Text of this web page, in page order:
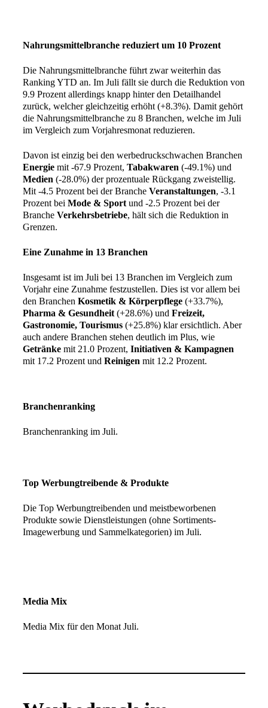
Nahrungsmittelbranche reduziert um 10 Prozent
Die Nahrungsmittelbranche führt zwar weiterhin das
Ranking YTD an. Im Juli fällt sie durch die Reduktion von
9.9 Prozent allerdings knapp hinter den Detailhandel
zurück, welcher gleichzeitig erhöht (+8.3%). Damit gehört
die Nahrungsmittelbranche zu 8 Branchen, welche im Juli
im Vergleich zum Vorjahresmonat reduzieren.
Davon ist einzig bei den werbedruckschwachen Branchen
Energie mit -67.9 Prozent, Tabakwaren (-49.1%) und
Medien (-28.0%) der prozentuale Rückgang zweistellig.
Mit -4.5 Prozent bei der Branche Veranstaltungen, -3.1
Prozent bei Mode & Sport und -2.5 Prozent bei der
Branche Verkehrsbetriebe, hält sich die Reduktion in
Grenzen.
Eine Zunahme in 13 Branchen
Insgesamt ist im Juli bei 13 Branchen im Vergleich zum
Vorjahr eine Zunahme festzustellen. Dies ist vor allem bei
den Branchen Kosmetik & Körperpflege (+33.7%),
Pharma & Gesundheit (+28.6%) und Freizeit,
Gastronomie, Tourismus (+25.8%) klar ersichtlich. Aber
auch andere Branchen stehen deutlich im Plus, wie
Getränke mit 21.0 Prozent, Initiativen & Kampagnen
mit 17.2 Prozent und Reinigen mit 12.2 Prozent.
Branchenranking
Branchenranking im Juli.
Top Werbungtreibende & Produkte
Die Top Werbungtreibenden und meistbeworbenen
Produkte sowie Dienstleistungen (ohne Sortiments-
Imagewerbung und Sammelkategorien) im Juli.
Media Mix
Media Mix für den Monat Juli.